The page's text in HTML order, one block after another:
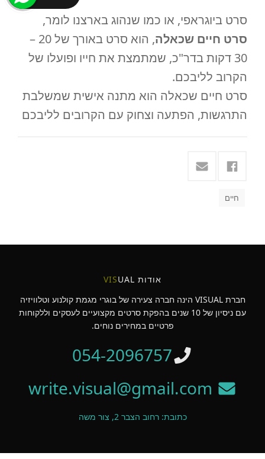
סרט ביוגראפי, או כמו שנהוג בארצנו לומר,
סרט חיים שכאלה
, הוא סרט באורך של 20 –
30 דקות בדר"כ, שמתמצת את חייו ופועלו של
הקרוב לליבכם.
סרט חיים שכאלה הוא מתנה אישית שמשלבת
התרגשות, הפתעה וצחוק עם הקרובים לליבכם
חיים
אודות VISUAL
חברת VISUAL הינה חברה צעירה של בוגרי מגמת קולנוע וטלוויזיה
עם ניסיון של 10 שנים בהפקת סרטים מקצועיים לעסקים וללקוחות
פרטיים במחירים נוחים.
054-2096757
כתובת: רחוב הצבר 2, צור משה